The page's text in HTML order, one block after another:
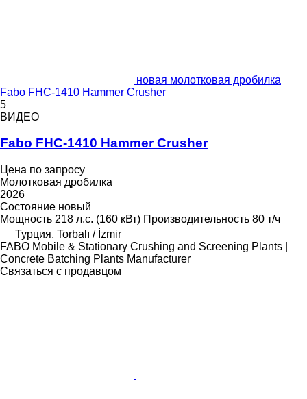
новая молотковая дробилка
Fabo FHC-1410 Hammer Crusher
5
ВИДЕО
Fabo FHC-1410 Hammer Crusher
Цена по запросу
Молотковая дробилка
2026
Состояние новый
Мощность 218 л.с. (160 кВт) Производительность 80 т/ч
Турция, Torbalı / İzmir
FABO Mobile & Stationary Crushing and Screening Plants |
Concrete Batching Plants Manufacturer
Связаться с продавцом